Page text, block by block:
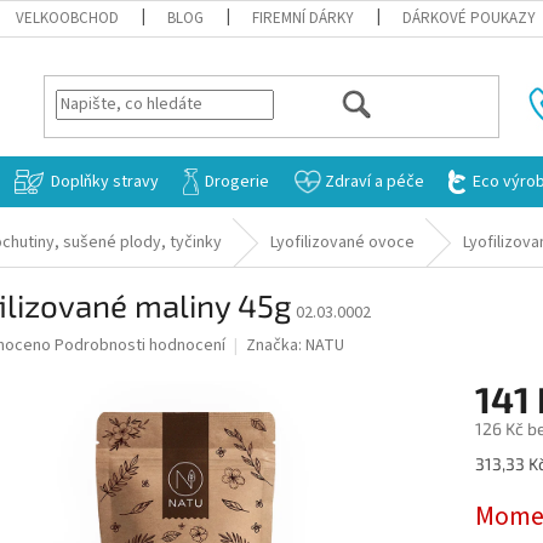
VELKOOBCHOD BLOG FIREMNÍ DÁRKY DÁRKOVÉ POUKAZY
HLEDAT
Doplňky stravy Drogerie Zdraví a péče Eco
sušené plody, tyčinky Lyofilizované ovoce
maliny 45g 02.03.0002
Podrobnosti hodnocení Značka: NATU
141
126 Kč
Měrná
313,33